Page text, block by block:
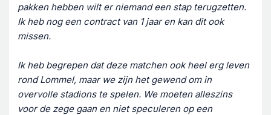
pakken hebben wilt er niemand een stap terugzetten.
Ik heb nog een contract van 1 jaar en kan dit ook
missen.
Ik heb begrepen dat deze matchen ook heel erg leven
rond Lommel, maar we zijn het gewend om in
overvolle stadions te spelen. We moeten alleszins
voor de zege gaan en niet speculeren op een